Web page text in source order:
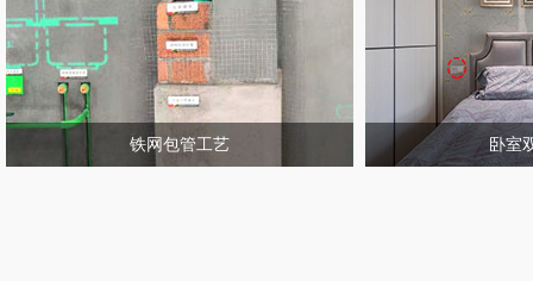
铁网包管工艺 卧室